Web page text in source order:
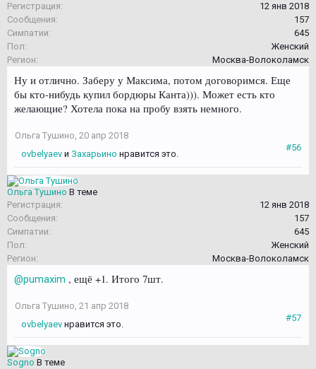
Регистрация:
12 янв 2018
Сообщения:
157
Симпатии:
645
Пол:
Женский
Регион:
Москва-Волоколамск
Ну и отлично. Заберу у Максима, потом договоримся. Еще
бы кто-нибудь купил бордюры Канта))). Может есть кто
желающие? Хотела пока на пробу взять немного.
Ольга Тушино, 20 апр 2018
#56
ovbelyaev и Захарьино нравится это.
Ольга Тушино В теме
Регистрация:
12 янв 2018
Сообщения:
157
Симпатии:
645
Пол:
Женский
Регион:
Москва-Волоколамск
@pumaxim , ещё +1. Итого 7шт.
Ольга Тушино, 21 апр 2018
#57
ovbelyaev нравится это.
Sogno В теме